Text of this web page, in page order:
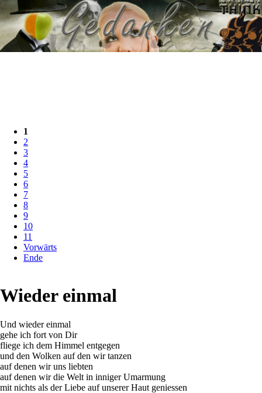
1
2
3
4
5
6
7
8
9
10
11
Vorwärts
Ende
Wieder einmal
Und wieder einmal
gehe ich fort von Dir
fliege ich dem Himmel entgegen
und den Wolken auf den wir tanzen
auf denen wir uns liebten
auf denen wir die Welt in inniger Umarmung
mit nichts als der Liebe auf unserer Haut geniessen